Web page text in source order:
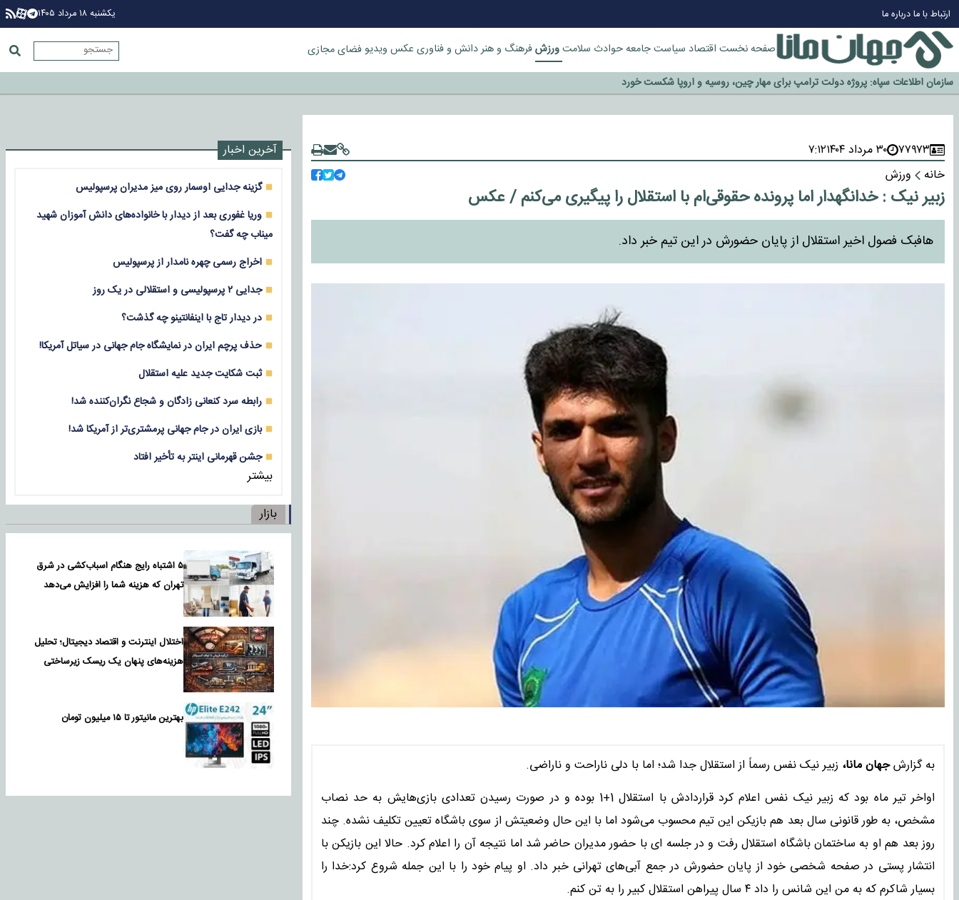
ارتباط با مادرباره ما یکشنبه ۱۸ مرداد ۱۴۰۵
صفحه نخست اقتصاد سیاستجامعهحوادث سلامتورزشفرهنگ و هنردانش و فناوری عکس ویدیوفضای مجازی
چرا طلا دوباره افزایشی شد؟
اخراج رسمی چهره نامدار از پرسپولیس
سازمان اطلاعات سپاه: پروژه دولت ترامپ برای مهار چین، روسیه و اروپا شکست خورد
۷۷۹۷۳ ۳۰ مرداد ۱۴۰۴
۷:۱۲
خانه
ورزش
زبیر نیک : خدانگهدار اما پرونده حقوقی‌ام با استقلال را پیگیری می‌کنم / عکس
هافبک فصول اخیر استقلال از پایان حضورش در این تیم خبر داد.
به گزارشجهان مانا، زبیر نیک نفس رسماً از استقلال جدا شد؛ اما با دلی ناراحت و ناراضی.
اواخر تیر ماه بود که زبیر نیک نفس اعلام کرد قراردادش با استقلال 1+1 بوده و در صورت رسیدن تعدادی بازی‌هایش به حد نصاب
مشخص، به طور قانونی سال بعد هم بازیکن این تیم محسوب می‌شود اما با این حال وضعیتش از سوی باشگاه تعیین تکلیف نشده. چند
روز بعد هم او به ساختمان باشگاه استقلال رفت و در جلسه ای با حضور مدیران حاضر شد اما نتیجه آن را اعلام کرد. حالا این بازیکن با
انتشار پستی در صفحه شخصی خود از پایان حضورش در جمع آبی‌های تهرانی خبر داد. او پیام خود را با این جمله شروع کرد:خدا را
بسیار شاکرم که به من این شانس را داد ۴ سال پیراهن استقلال کبیر را به تن کنم.
آخرین اخبار
گزینه جدایی اوسمار روی میز مدیران پرسپولیس
وریا غفوری بعد از دیدار با خانواده‌های دانش آموزان شهید
میناب چه گفت؟
اخراج رسمی چهره نامدار از پرسپولیس
جدایی ۲ پرسپولیسی و استقلالی در یک روز
در دیدار تاج با اینفانتینو چه گذشت؟
حذف پرچم ایران در نمایشگاه جام جهانی در سیاتل آمریکا!
ثبت شکایت جدید علیه استقلال
رابطه سرد کنعانی زادگان و شجاع نگران‌کننده شد!
بازی‌ ایران در جام جهانی پرمشتری‌تر از آمریکا شد!
جشن قهرمانی اینتر به تأخیر افتاد
بیشتر
بازار
۵ اشتباه رایج هنگام اسباب‌کشی در شرق
تهران که هزینه شما را افزایش می‌دهد
اختلال اینترنت و اقتصاد دیجیتال؛ تحلیل
هزینه‌های پنهان یک ریسک زیرساختی
بهترین مانیتور تا ۱۵ میلیون تومان